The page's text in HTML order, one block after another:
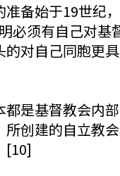
备始于19世纪
必须有自己对
对自己同胞更
是基督教会内
创建的自立教
[10]